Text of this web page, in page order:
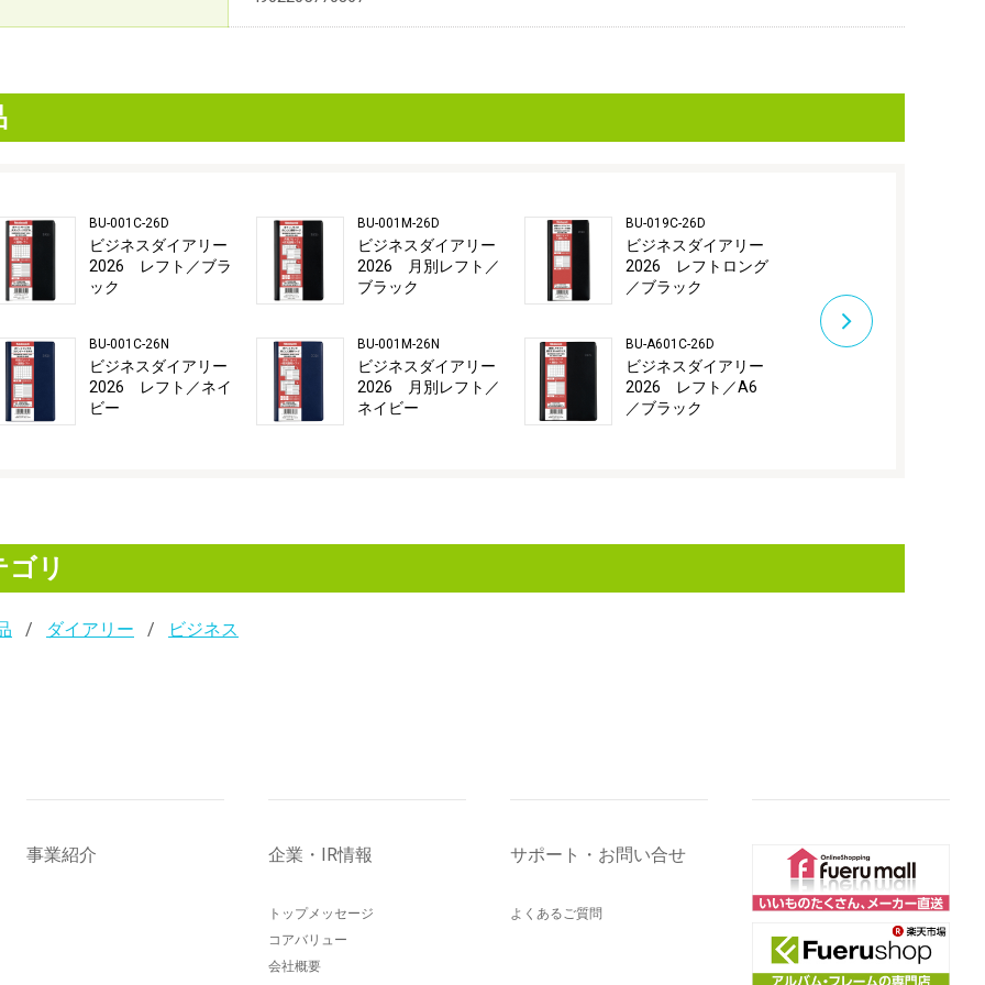
BU-001C-26D
ビジネスダイアリー
2026 レフト／ブラ
ック
BU-001C-26N
ビジネスダイアリー
2026 レフト／ネイ
ビー
BU-001M-26D
ビジネスダイアリー
2026 月別レフト／
ブラック
BU-001M-26N
ビジネスダイアリー
2026 月別レフト／
ネイビー
BU-019C-26D
ビジネスダイアリー
2026 レフトロング
／ブラック
BU-A601C-26D
ビジネスダイアリー
2026 レフト／A6
／ブラック
リ
ダイアリー ビジネス
事業紹介 企業・IR情報
トップメッセージ
コアバリュー
会社概要
サポート・お問い合せ
よくあるご質問